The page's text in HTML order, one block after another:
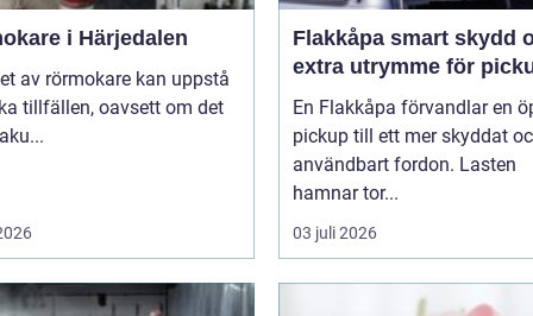
i Härjedalen
av rörmokare kan uppstå
tillfällen, oavsett om det
Flakkåpa smart skydd och
extra utrymme för
En Flakkåpa förvandlar en
pickup till ett mer skyddat
användbart fordon. Lasten
hamnar tor...
03 juli 2026